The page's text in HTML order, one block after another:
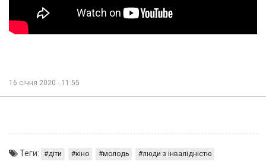
16 січня 2020 - 11:55
Теги: діти кіно молодь люди з інвалідністю